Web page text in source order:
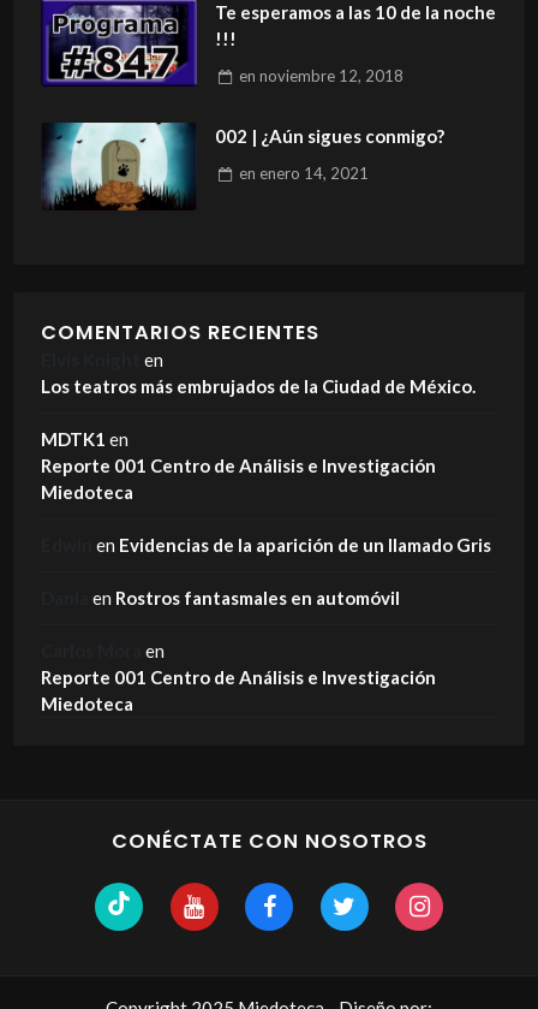
Te esperamos a las 10 de la noche
!!!
en noviembre 12, 2018
002 | ¿Aún sigues conmigo?
en enero 14, 2021
COMENTARIOS RECIENTES
en
Los teatros más embrujados de la Ciudad de México.
MDTK1 en
Reporte 001 Centro de Análisis e Investigación
Miedoteca
en Evidencias de la aparición de un llamado Gris
en Rostros fantasmales en automóvil
en
Reporte 001 Centro de Análisis e Investigación
Miedoteca
CONÉCTATE CON NOSOTROS